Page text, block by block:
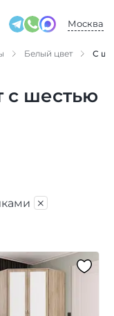
Москва
Белый цвет С
шестью
×